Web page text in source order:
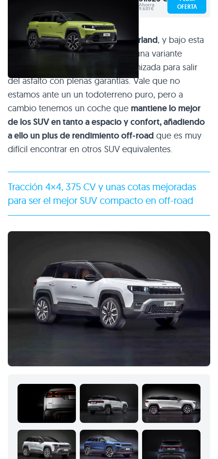
Ahorra
9.601 €
OFERTA
Su nombre esJeep Compass Overland, y bajo esta
denominación nos encontramos una variante
especialmente rediseñada y optimizada para salir
del asfalto con plenas garantías. Vale que no
estamos ante un un todoterreno puro, pero a
cambio tenemos un coche que mantiene lo mejor
de los SUV en tanto a espacio y confort, añadiendo
a ello un plus de rendimiento off-road que es muy
difícil encontrar en otros SUV equivalentes.
Tracción 4×4, 375 CV y unas cotas mejoradas
para ser el mejor SUV compacto en off-road